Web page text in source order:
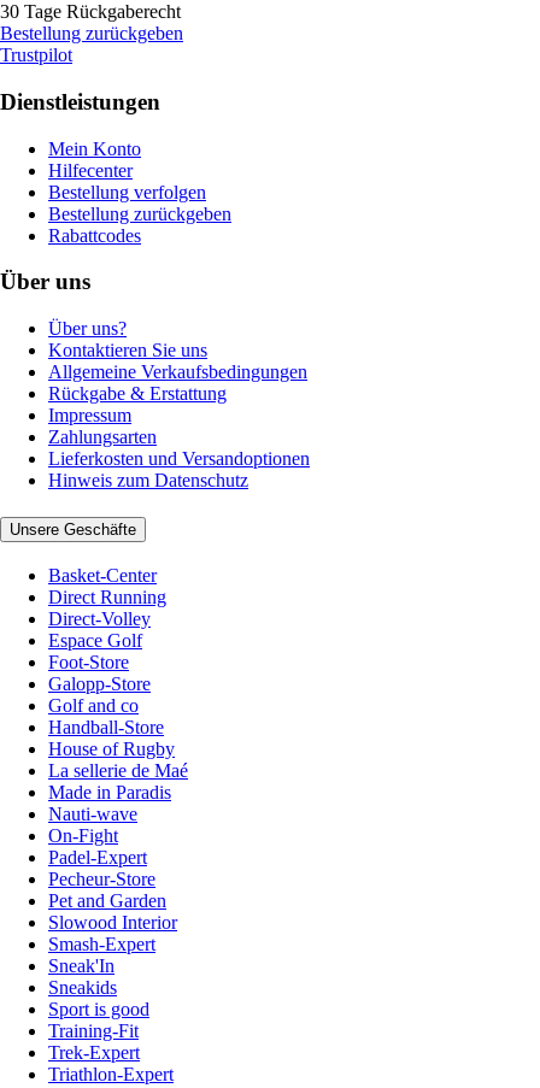
30 Tage Rückgaberecht
Bestellung zurückgeben
Trustpilot
Dienstleistungen
Mein Konto
Hilfecenter
Bestellung verfolgen
Bestellung zurückgeben
Rabattcodes
Über uns
Über uns?
Kontaktieren Sie uns
Allgemeine Verkaufsbedingungen
Rückgabe & Erstattung
Impressum
Zahlungsarten
Lieferkosten und Versandoptionen
Hinweis zum Datenschutz
Unsere Geschäfte
Basket-Center
Direct Running
Direct-Volley
Espace Golf
Foot-Store
Galopp-Store
Golf and co
Handball-Store
House of Rugby
La sellerie de Maé
Made in Paradis
Nauti-wave
On-Fight
Padel-Expert
Pecheur-Store
Pet and Garden
Slowood Interior
Smash-Expert
Sneak'In
Sneakids
Sport is good
Training-Fit
Trek-Expert
Triathlon-Expert